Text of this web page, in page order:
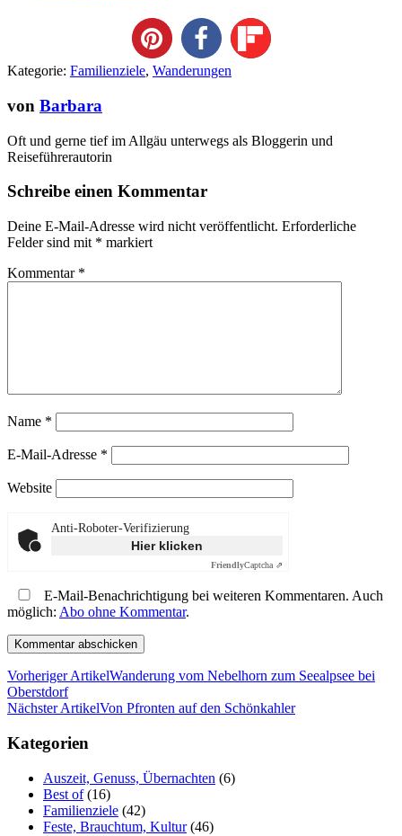
Kategorie: Familienziele, Wanderungen
von Barbara
Oft und gerne tief im Allgäu unterwegs als Bloggerin und
Reiseführerautorin
Schreibe einen Kommentar
Deine E-Mail-Adresse wird nicht veröffentlicht. Erforderliche
Felder sind mit * markiert
Kommentar *
Name *
E-Mail-Adresse *
Website
Anti-Roboter-Verifizierung
Hier klicken
FriendlyCaptcha ⇗
E-Mail-Benachrichtigung bei weiteren Kommentaren. Auch
möglich: Abo ohne Kommentar.
Vorheriger ArtikelWanderung vom Nebelhorn zum Seealpsee bei
Oberstdorf
Nächster ArtikelVon Pfronten auf den Schönkahler
Kategorien
Auszeit, Genuss, Übernachten (6)
Best of(16)
Familienziele (42)
Feste, Brauchtum, Kultur(46)